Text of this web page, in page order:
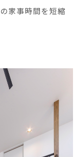
家事時間を短縮